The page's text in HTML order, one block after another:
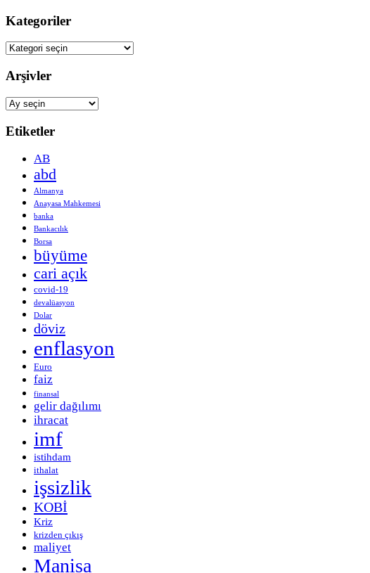
Kategoriler
Kategoriler
Arşivler
Arşivler
Etiketler
AB
abd
Almanya
Anayasa Mahkemesi
banka
Bankacılık
Borsa
büyüme
cari açık
covid-19
devalüasyon
Dolar
döviz
enflasyon
Euro
faiz
finansal
gelir dağılımı
ihracat
imf
istihdam
ithalat
işsizlik
KOBİ
Kriz
krizden çıkış
maliyet
Manisa